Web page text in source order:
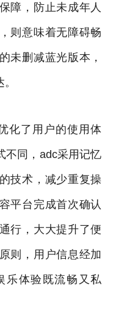
障，防止未成年人
则意味着无障碍畅
未删减蓝光版本，
化了用户的使用体
不同，adc采用记忆
技术，减少重复操
平台完成首次确认
行，大大提升了便
则，用户信息经加
乐体验既流畅又私